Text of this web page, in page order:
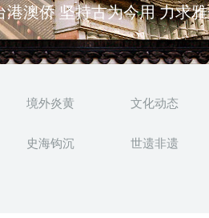
精神 介绍民族瑰宝 宣传
澳侨 坚持古为今用 力求
境外炎黄 文化动态
史海钩沉 世遗非遗